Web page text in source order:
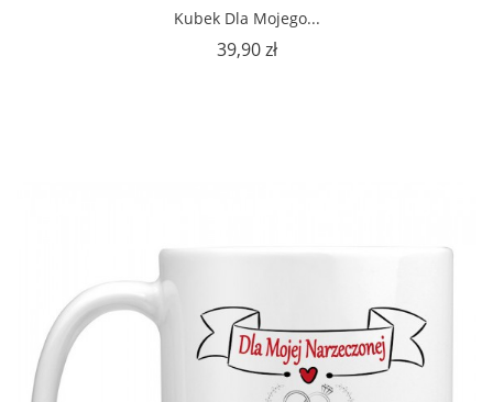
Kubek Dla Mojego...
39,90 złCena